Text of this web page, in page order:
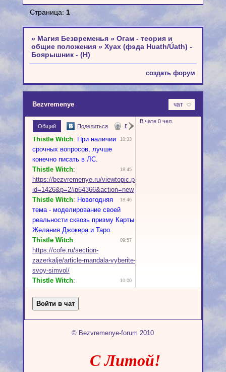
Страница: 1
» Магия Безвременья » Огам - теория и
общие положения » Хуах (фэда Huath/Úath) -
Боярышник - (H)
создать форум
© Bezvremenye-forum 2010
С Литой!